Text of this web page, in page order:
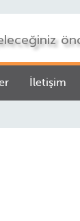
İletişim